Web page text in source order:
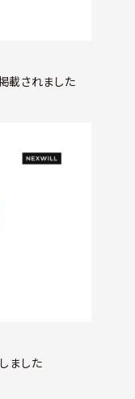
載されました
ました